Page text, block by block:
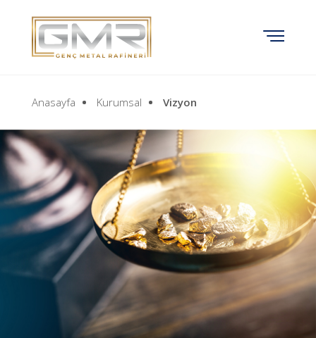
Anasayfa Kurumsal Vizyon